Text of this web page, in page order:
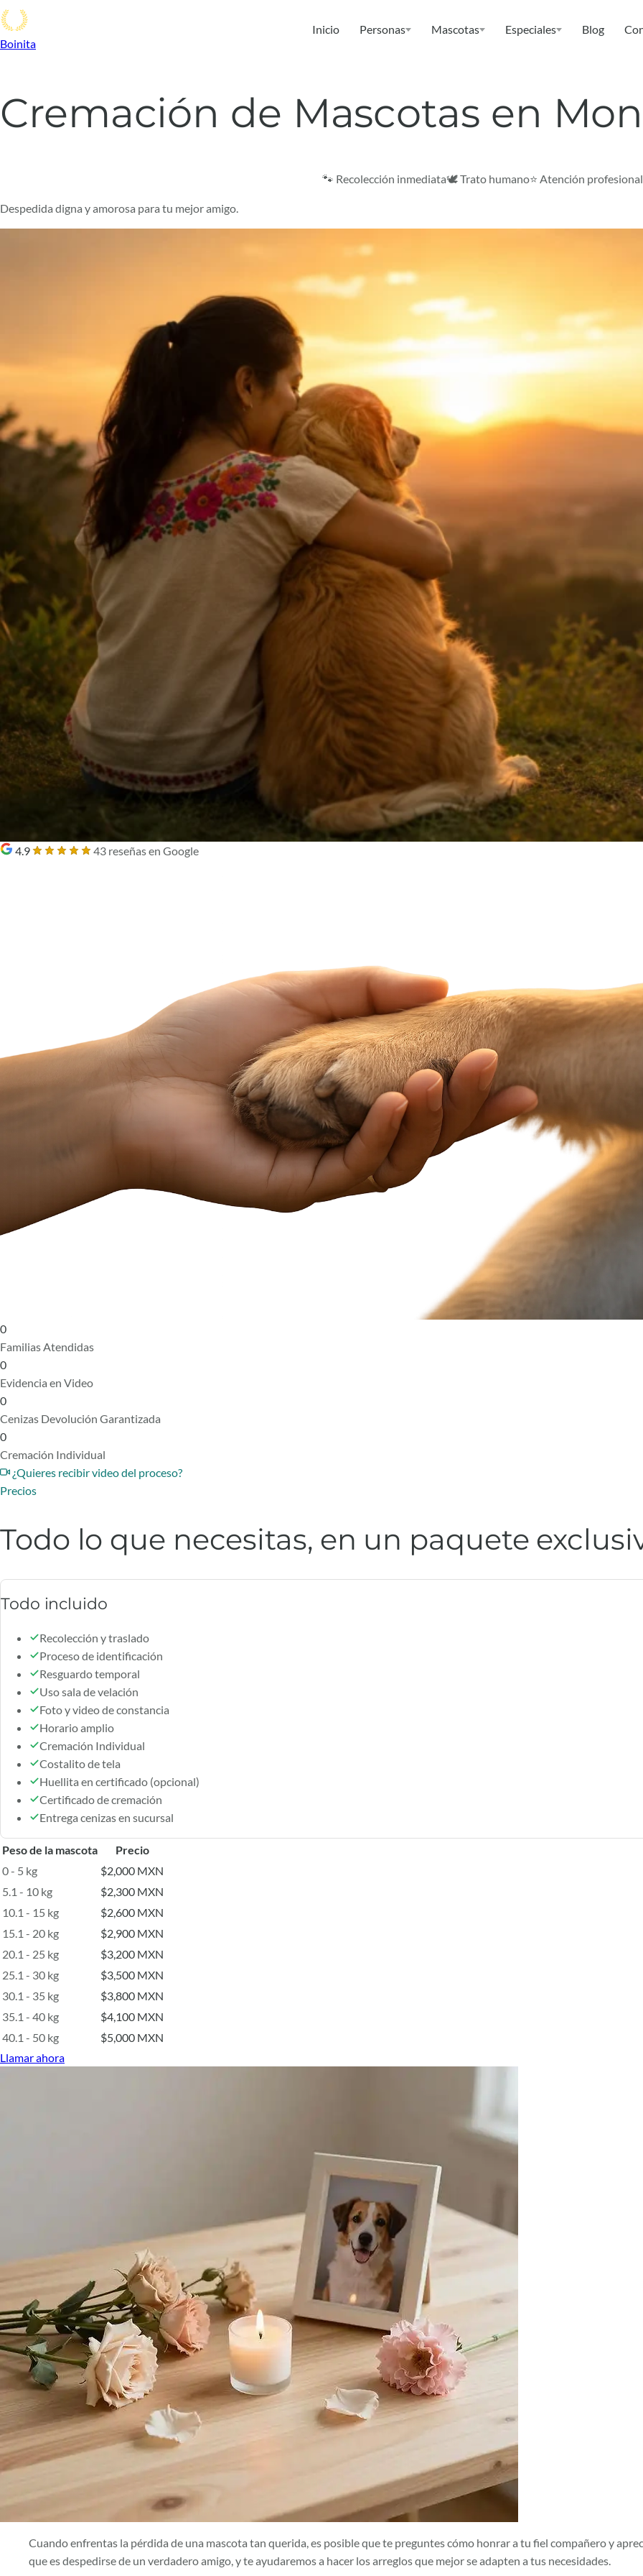
Boinita
Inicio Personas Mascotas Especiales Blog
Cremación de Mascotas en
🐾 Recolección inmediata🕊️ Trato humano⭐ Atención profesional
Despedida digna y amorosa para tu mejor amigo.
4.9 43 reseñas en Google
0
Familias Atendidas
0
Evidencia en Video
0
Cenizas Devolución Garantizada
0
Cremación Individual
¿Quieres recibir video del proceso?
Precios
Todo lo que necesitas, en un paquete
Todo incluido
Recolección y traslado
Proceso de identificación
Resguardo temporal
Uso sala de velación
Foto y video de constancia
Horario amplio
Cremación Individual
Costalito de tela
Huellita en certificado (opcional)
Certificado de cremación
Entrega cenizas en sucursal
Peso de la mascota
Precio
0 - 5 kg
$2,000 MXN
5.1 - 10 kg
$2,300 MXN
10.1 - 15 kg
$2,600 MXN
15.1 - 20 kg
$2,900 MXN
20.1 - 25 kg
$3,200 MXN
25.1 - 30 kg
$3,500 MXN
30.1 - 35 kg
$3,800 MXN
35.1 - 40 kg
$4,100 MXN
40.1 - 50 kg
$5,000 MXN
Llamar ahora
Cuando enfrentas la pérdida de una mascota tan querida, es posible que te preguntes cómo honrar a tu fiel compañero y
que es despedirse de un verdadero amigo, y te ayudaremos a hacer los arreglos que mejor se adapten a tus necesidades.